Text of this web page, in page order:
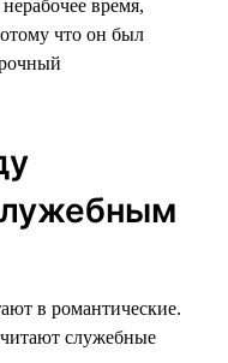
время,
что он был
в романтические.
служебные